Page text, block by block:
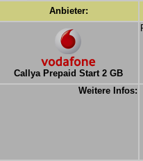
Anbieter:
Callya Prepaid Start 2 GB
Weitere Infos: